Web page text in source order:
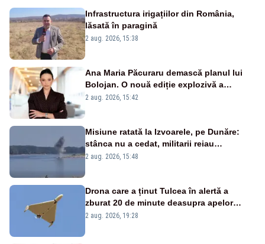
Infrastructura irigațiilor din România,
lăsată în paragină
2 aug. 2026, 15:38
Ana Maria Păcuraru demască planul lui
Bolojan. O nouă ediție explozivă a
emisiunii „Miza Zilei” la Realitatea PLUS
2 aug. 2026, 15:42
Misiune ratată la Izvoarele, pe Dunăre:
stânca nu a cedat, militarii reiau
detonările luni – VIDEO
2 aug. 2026, 15:48
Drona care a ținut Tulcea în alertă a
zburat 20 de minute deasupra apelor
României. Au fost ridicate două F-16
2 aug. 2026, 19:28